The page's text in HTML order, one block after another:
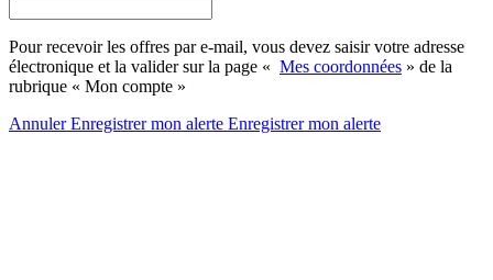
Pour recevoir les offres par e-mail, vous devez saisir votre adresse
électronique et la valider sur la page « Mes coordonnées » de la
rubrique « Mon compte »
AnnulerEnregistrer mon alerte Enregistrermon alerte